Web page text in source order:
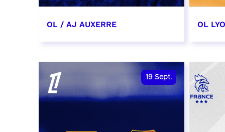
OL / AJ AUXERRE
RÉSERVER
OL
19 Sept.